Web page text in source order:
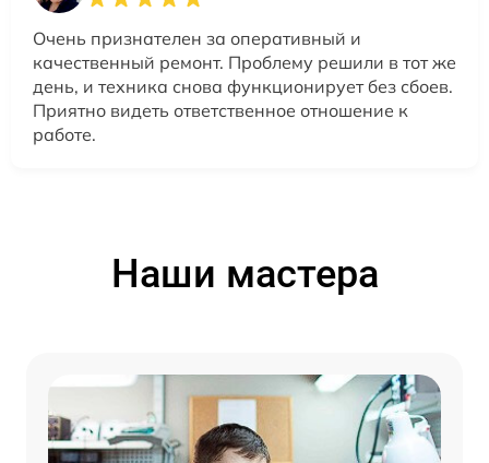
Очень признателен за оперативный и
качественный ремонт. Проблему решили в тот же
день, и техника снова функционирует без сбоев.
Приятно видеть ответственное отношение к
работе.
Наши мастера